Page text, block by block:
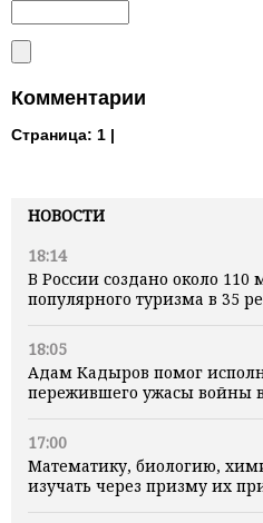
НОВОСТИ
18:14
В России создано около
популярного туризма в 35
18:05
Адам Кадыров помог
пережившего ужасы войны
17:00
Математику, биологию,
изучать через призму их
Комментарии
Страница: 1 |